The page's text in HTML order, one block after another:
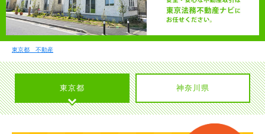
東京都 不動産
東京都 神奈川県